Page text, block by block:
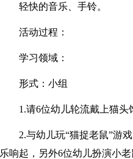
轻快的音乐、手铃。
活动过程：
学习领域：
形式：小组
1.请6位幼儿轮流戴上猫头
2.与幼儿玩“猫捉老鼠”游
乐响起，另外6位幼儿扮演小